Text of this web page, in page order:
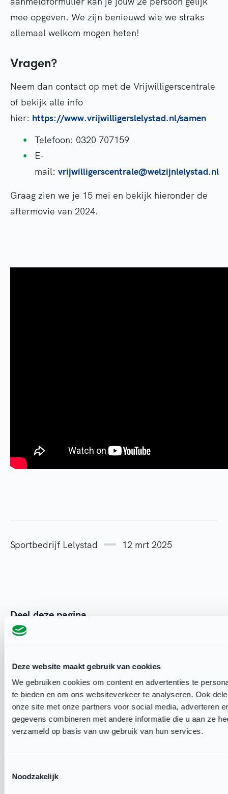
Deze website maakt gebruik van cookies
We gebruiken cookies om content en advertenties te
te bieden en om ons websiteverkeer te analyseren. Ook
onze site met onze partners voor social media, adverteren
gegevens combineren met andere informatie die u aan ze
verzameld op basis van uw gebruik van hun services.
Noodzakelijk
mee opgeven. We zijn benieuwd wie we straks
allemaal welkom mogen heten!
Vragen?
Neem dan contact op met de Vrijwilligerscentrale
of bekijk alle info
hier: https://www.vrijwilligerslelystad.nl/samen
Telefoon: 0320 707159
E-
mail: vrijwilligerscentrale@welzijnlelystad.nl
Graag zien we je 15 mei en bekijk hieronder de
aftermovie van 2024.
Sportbedrijf Lelystad 12 mrt 2025
Deel deze pagina
Neem contact op met Sportbedrijf